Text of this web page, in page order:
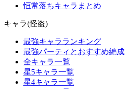
恒常落ちキャラまとめ
キャラ(怪盗)
最強キャラランキング
最強パーティとおすすめ編成
全キャラ一覧
星5キャラ一覧
星4キャラ一覧